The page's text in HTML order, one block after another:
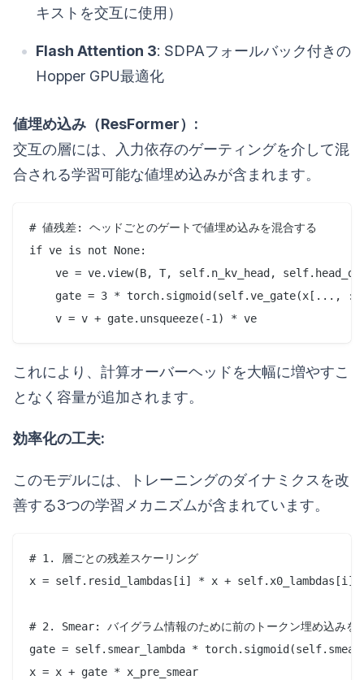
キストを交互に使用）
Flash Attention 3: SDPAフォールバック付きの
Hopper GPU最適化
値埋め込み（ResFormer）:
交互の層には、入力依存のゲーティングを介して混
合される学習可能な値埋め込みが含まれます。
# 値残差: ヘッドごとのゲートで値埋め込みを混合する
if ve is not None:
ve = ve.view(B, T, self.n_kv_head,
gate = 3 * torch.sigmoid(self.ve_gate(x[...,
これにより、計算オーバーヘッドを大幅に増やすこ
となく容量が追加されます。
効率化の工夫:
このモデルには、トレーニングのダイナミクスを改
善する3つの学習メカニズムが含まれています。
# 1. 層ごとの残差スケーリング
x = self.resid_lambdas[i] * x + self.x0_lambdas[i]
# 2. Smear: バイグラム情報のために前のトークン埋め込みを
gate = self.smear_lambda *
x = x + gate * x_pre_smear